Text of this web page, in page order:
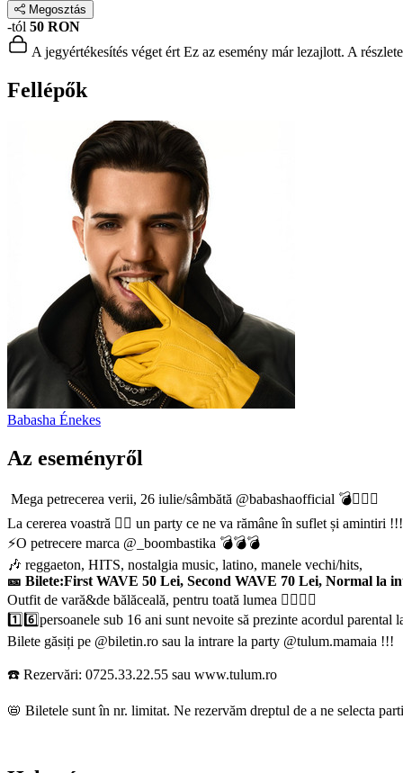
Megosztás
-tól 50 RON
A jegyértékesítés véget ért Ez az esemény már lezajlott. A
Fellépők
Babasha Énekes
Az eseményről
Mega petrecerea verii, 26 iulie/sâmbătă @babashaofficial 💣❤️‍🔥🔝
La cererea voastră ❤️‍🔥 un party ce ne va rămâne în suflet și amintiri
⚡️O petrecere marca @_boombastika 💣💣💣
​​​​​​​🎶 reggaeton, HITS, nostalgia music, latino, manele vechi/hits,
🎫 Bilete:First WAVE 50 Lei, Second WAVE 70 Lei, Normal la
Outfit de vară&de bălăceală, pentru toată lumea 🧜‍♂️🧜‍♀️
1️⃣6️⃣persoanele sub 16 ani sunt nevoite să prezinte acordul parental
Bilete găsiți pe @biletin.ro sau la intrare la party @tulum.mamaia !!!
☎️ Rezervări: 0725.33.22.55 sau www.tulum.ro
📛 Biletele sunt în nr. limitat. ​​​Ne rezervăm dreptul de a ne selecta